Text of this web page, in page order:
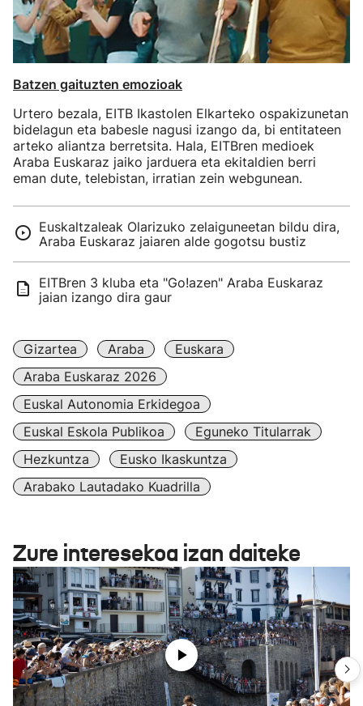
Batzen gaituzten emozioak
Urtero bezala, EITB Ikastolen Elkarteko ospakizunetan
bidelagun eta babesle nagusi izango da, bi entitateen
arteko aliantza berretsita. Hala, EITBren medioek
Araba Euskaraz jaiko jarduera eta ekitaldien berri
eman dute, telebistan, irratian zein webgunean.
Euskaltzaleak Olarizuko zelaiguneetan bildu dira,
Araba Euskaraz jaiaren alde gogotsu bustiz
EITBren 3 kluba eta "Go!azen" Araba Euskaraz
jaian izango dira gaur
Gizartea Araba
Euskara
Araba Euskaraz 2026
Euskal Autonomia Erkidegoa
Euskal Eskola Publikoa
Eguneko Titularrak
Hezkuntza
Eusko Ikaskuntza
Arabako Lautadako Kuadrilla
Zure interesekoa izan daiteke